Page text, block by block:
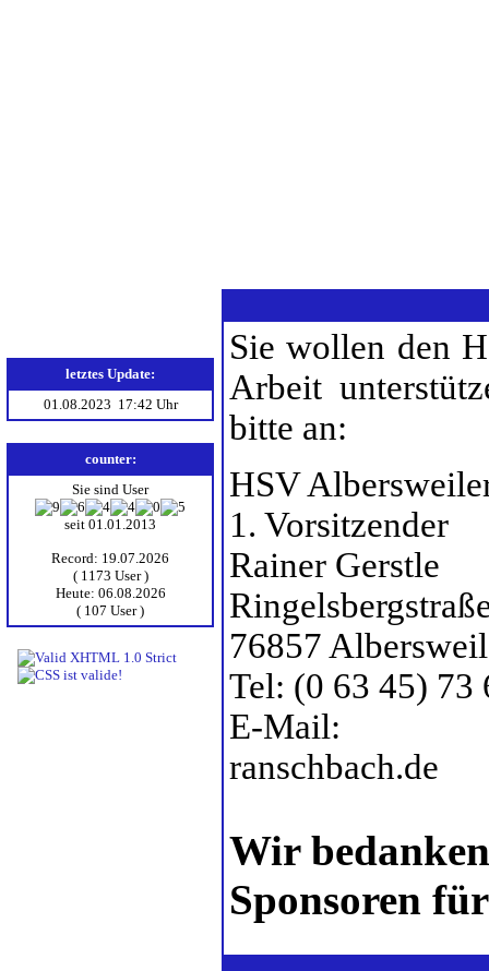
letztes Update:
01.08.2023 17:42 Uhr
counter:
Sie sind User
seit 01.01.2013
Record: 19.07.2026
( 1173 User )
Heute: 06.08.2026
( 107 User )
Sie wollen den
Arbeit
bitte an:
HSV
1. Vorsitzender
Rainer Gerstle
76857
Tel: (0 63 45) 73
E-Mail:
ranschbach.de
Wir
Sponsoren